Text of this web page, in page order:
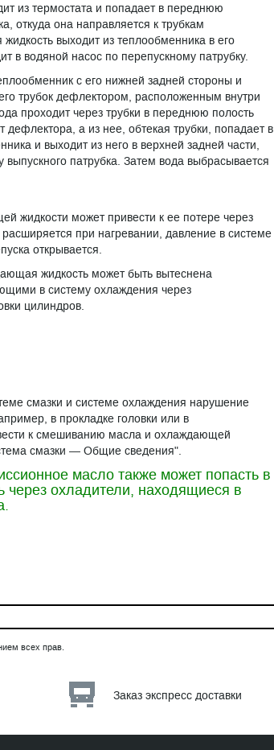
из термостата и попадает в переднюю
откуда она направляется к трубкам
выходит из теплообменника в его
в водяной насос по перепускному патрубку.
с его нижней задней стороны и
трубок дефлектором, расположенным внутри
проходит через трубки в переднюю полость
дефлектора, а из нее, обтекая трубки, попадает в
и выходит из него в верхней задней части,
патрубка. Затем вода выбрасывается
жидкости может привести к ее потере через
при нагревании, давление в системе
открывается.
жидкость может быть вытеснена
в систему охлаждения через
цилиндров.
смазки и системе охлаждения нарушение
в прокладке головки или в
к смешиванию масла и охлаждающей
смазки — Общие сведения".
масло также может попасть в
охладители, находящиеся в
всех прав.
Заказ экспресс доставки